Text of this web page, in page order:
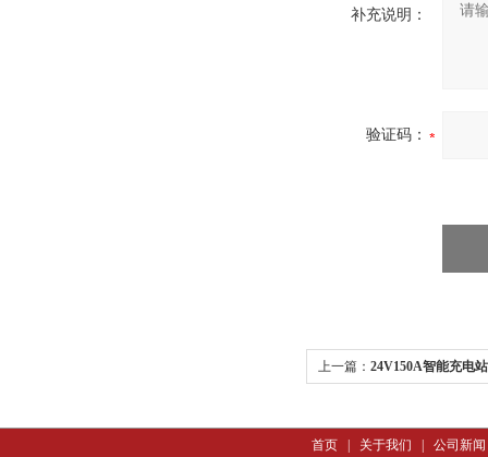
补充说明：
验证码：
上一篇： 24V150A智能充电站
首页| 关于我们 | 公司新闻